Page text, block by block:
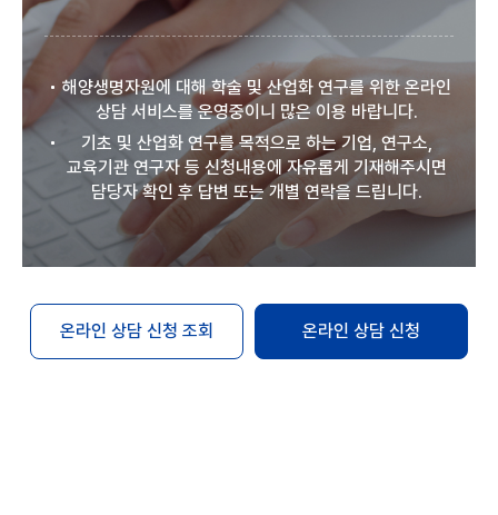
해양생명자원에 대해 학술 및 산업화 연구를 위한 온라인
상담 서비스를 운영중이니 많은 이용 바랍니다.
기초 및 산업화 연구를 목적으로 하는 기업, 연구소,
교육기관 연구자 등 신청내용에 자유롭게 기재해주시면
담당자 확인 후 답변 또는 개별 연락을 드립니다.
온라인 상담 신청 조회 온라인 상담 신청